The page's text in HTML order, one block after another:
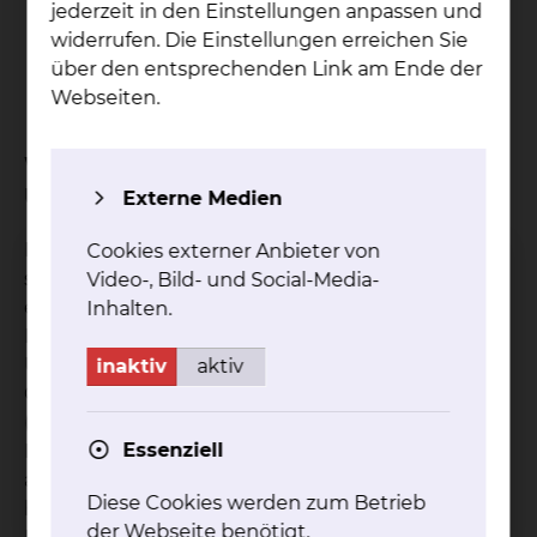
Therapie (z. B. Bestrahlung einer
schmerzhaften Knochenmetastase)
unterstützen.
Welche Ziele hat die
Untersuchungsmethode?
Die Entscheidung zur Durchführung einer PET-CT
sollte nicht als isolierte diagnostische Maßnahme
erfolgen, sondern Teil einer ganzheitlichen
Untersuchung gibt Sinn, wenn sie auf der
Grundlage bisheriger Untersuchungsergebnisse
Einfluss auf das weitere Vorgehen, insbesondere
auf die Wahl weiterer Behandlungsmaßnahmen
hat. Die PET-CT ist damit ein diagnostischer
jederzeit in den Einstellungen anpassen und
widerrufen. Die Einstellungen erreichen Sie
über den entsprechenden Link am Ende der
Webseiten.
Externe Medien
Cookies externer Anbieter von
Video-, Bild- und Social-Media-
Inhalten.
inaktiv aktiv
Essenziell
Diese Cookies werden zum Betrieb
der Webseite benötigt.